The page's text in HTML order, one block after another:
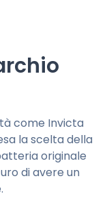
come Invicta
la scelta della
originale
di avere un